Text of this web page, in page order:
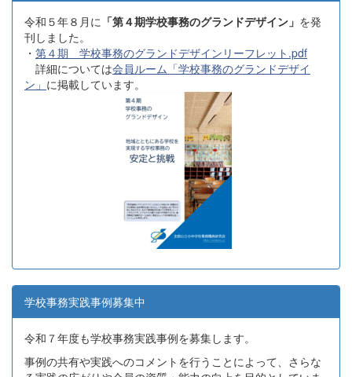
令和５年８月に 「第４期学校事務のグランドデザイン」 を発
刊しました。
・ 第４期 学校事務のグランドデザインリーフレット.pdf
詳細については会員ルーム「学校事務のグランドデザイ
ン」 に掲載しています。
学校事務実践事例募集中
令和７年度も学校事務実践事例を募集します。
事例の共有や実践へのコメントを行うことによって、さらな